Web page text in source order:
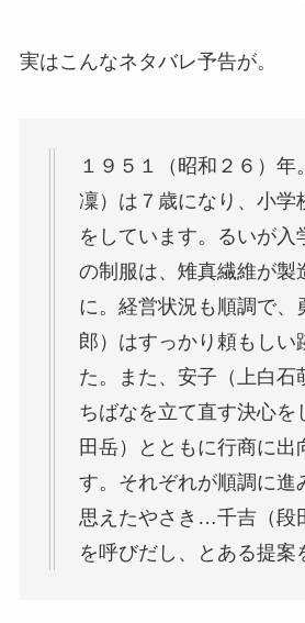
実はこんなネタバレ予告が。
１９５１（昭和２６）年
凜）は７歳になり、小学
をしています。るいが入
の制服は、雉真繊維が製
に。経営状況も順調で、
郎）はすっかり頼もしい
た。また、安子（上白石
ちばなを立て直す決心を
田岳）とともに行商に出
す。それぞれが順調に進
思えたやさき…千吉（段
を呼びだし、とある提案